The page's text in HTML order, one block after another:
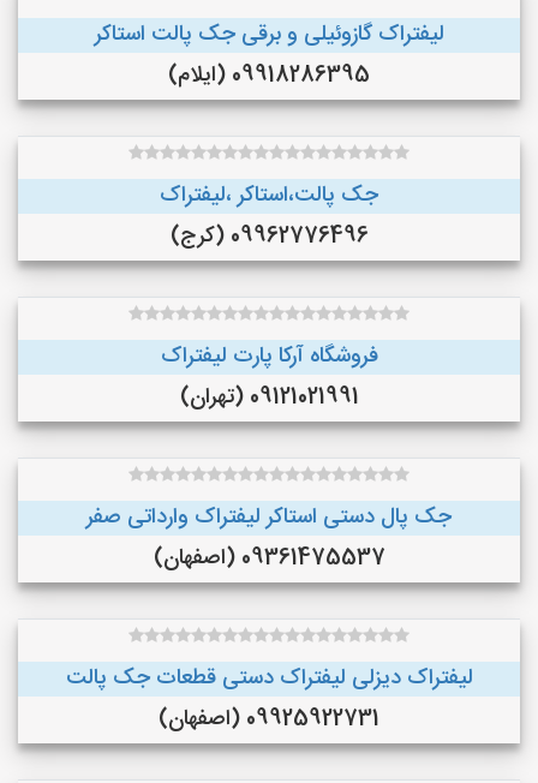
لیفتراک گازوئیلی و برقی جک پالت استاکر
09918286395 (ایلام)
جک پالت،استاکر ،لیفتراک
09962776496 (کرج)
فروشگاه آرکا پارت لیفتراک
09121021991 (تهران)
جک پال دستی استاکر لیفتراک وارداتی صفر
09361475537 (اصفهان)
لیفتراک دیزلی لیفتراک دستی قطعات جک پالت
09925922731 (اصفهان)